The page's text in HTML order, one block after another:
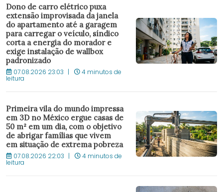
Dono de carro elétrico puxa
extensão improvisada da janela
do apartamento até a garagem
para carregar o veículo, síndico
corta a energia do morador e
exige instalação de wallbox
padronizado
07.08.2026 23:03 4 minutos de
leitura
Primeira vila do mundo impressa
em 3D no México ergue casas de
50 m² em um dia, com o objetivo
de abrigar famílias que vivem
em situação de extrema pobreza
07.08.2026 22:03 4 minutos de
leitura